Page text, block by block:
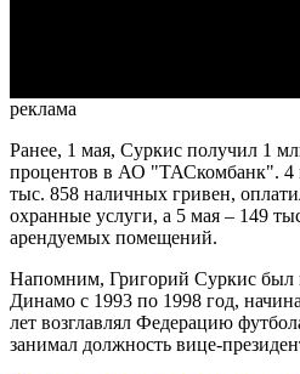
реклама
Ранее, 1 мая, Суркис получил 1
процентов в АО "ТАСкомбанк". 4
тыс. 858 наличных гривен,
охранные услуги, а 5 мая – 149
арендуемых помещений.
Напомним, Григорий Суркис был
Динамо с 1993 по 1998 год,
лет возглавлял Федерацию
занимал должность вице-